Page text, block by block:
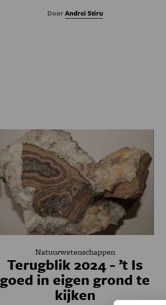
DoorAndrei Stiru
Natuurwetenschappen
Terugblik 2024 - ’t Is
goed in eigen grond te
kijken